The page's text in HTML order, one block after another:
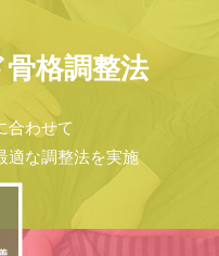
格調整法
合わせて
適な調整法を実施